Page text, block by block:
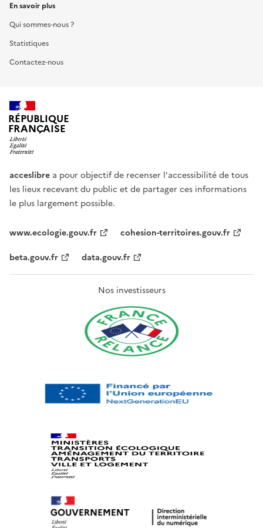
En savoir plus
Qui sommes-nous ?
Statistiques
Contactez-nous
RÉPUBLIQUE
FRANÇAISE
acceslibre a pour objectif de recenser l'accessibilité de tous
les lieux recevant du public et de partager ces informations
le plus largement possible.
www.ecologie.gouv.fr
cohesion-territoires.gouv.fr
beta.gouv.fr
data.gouv.fr
Nos investisseurs